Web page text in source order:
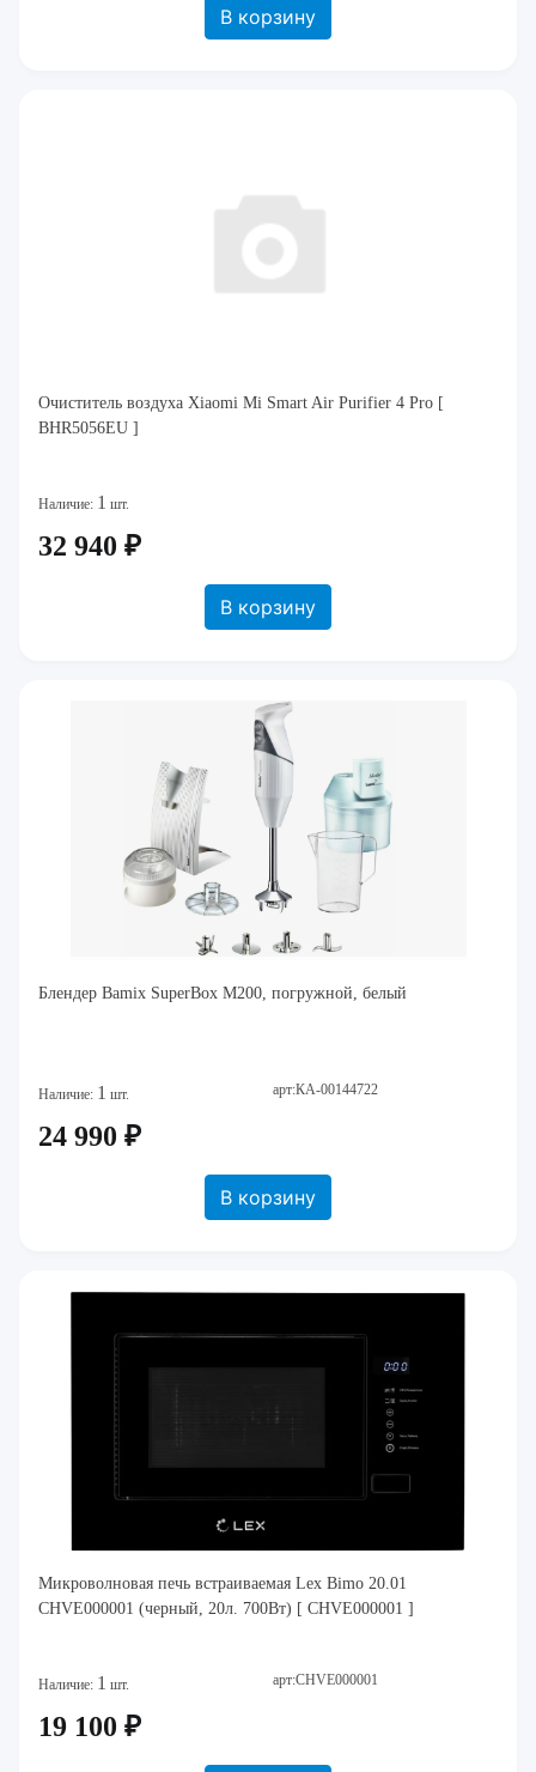
В корзину
Очиститель воздуха Xiaomi Mi Smart Air Purifier 4 Pro [
BHR5056EU ]
Наличие: 1 шт.
32 940 ₽
В корзину
Блендер Bamix SuperBox M200, погружной, белый
Наличие: 1 шт. арт:КА-00144722
24 990 ₽
В корзину
Микроволновая печь встраиваемая Lex Bimo 20.01
CHVE000001 (черный, 20л. 700Вт) [ CHVE000001 ]
Наличие: 1 шт. арт:CHVE000001
19 100 ₽